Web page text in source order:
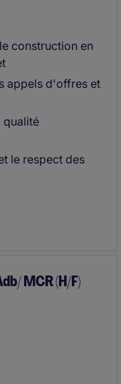
construction en
appels d'offres et
qualité
le respect des
MCR (H/F)